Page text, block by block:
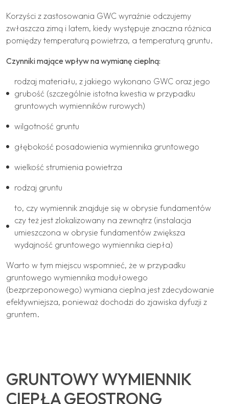
Korzyści z zastosowania GWC wyraźnie odczujemy
zwłaszcza zimą i latem, kiedy występuje znaczna różnica
pomiędzy temperaturą powietrza, a temperaturą gruntu.
Czynniki mające wpływ na wymianę cieplną:
rodzaj materiału, z jakiego wykonano GWC oraz jego
grubość (szczególnie istotna kwestia w przypadku
gruntowych wymienników rurowych)
wilgotność gruntu
głębokość posadowienia wymiennika gruntowego
wielkość strumienia powietrza
rodzaj gruntu
to, czy wymiennik znajduje się w obrysie fundamentów
czy też jest zlokalizowany na zewnątrz (instalacja
umieszczona w obrysie fundamentów zwiększa
wydajność gruntowego wymiennika ciepła)
Warto w tym miejscu wspomnieć, że w przypadku
gruntowego wymiennika modułowego
(bezprzeponowego) wymiana cieplna jest zdecydowanie
efektywniejsza, ponieważ dochodzi do zjawiska dyfuzji z
gruntem.
GRUNTOWY WYMIENNIK
CIEPŁA GEOSTRONG